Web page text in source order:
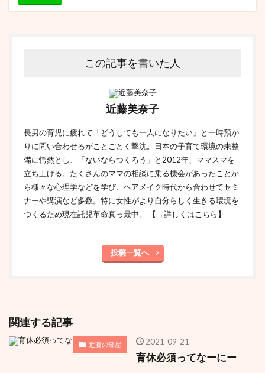
この記事を書いた人
近藤美奈子
長男の育児に疲れて「どうしても一人になりたい」と一時預か
りに問い合わせるがことごとく撃沈。日本の子育て環境の未整
備に愕然とし、「ないならつくろう」と2012年、ママスマを
立ち上げる。たくさんのママの相談に乗る機会があったことか
ら様々な心理学などを学び、ヘアメイク時代から合わせてセミ
ナーや講演など多数。特に女性がより自分らしく生きる環境を
つくるため現在託児革命真っ最中。
【→詳しくはこちら】
投稿一覧へ
関連する記事
近藤の部屋 2021-09-21
育休必須ってなーにー